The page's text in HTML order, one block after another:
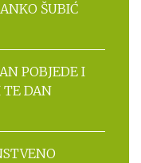
ŠUBIĆ
POBJEDE I
TE DAN